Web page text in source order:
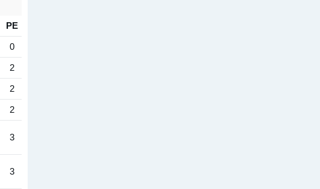
PE
0
2
2
2
3
3